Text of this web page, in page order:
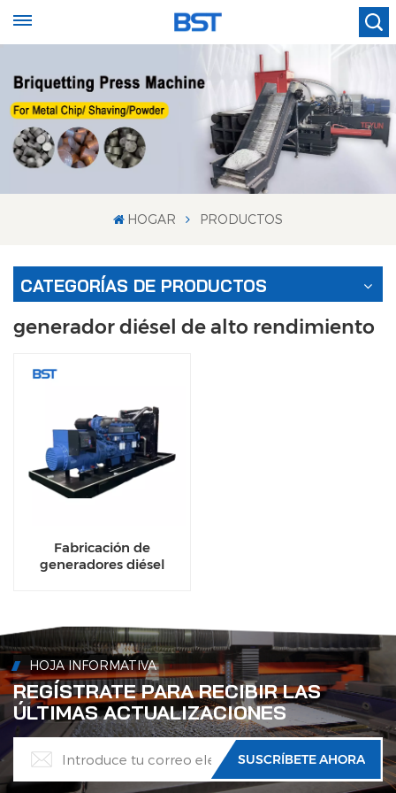
HOGAR PRODUCTOS
CATEGORÍAS DE PRODUCTOS
generador diésel de alto rendimiento
Fabricación de
generadores diésel
de soldadura
HOJA INFORMATIVA
REGÍSTRATE PARA RECIBIR LAS
ÚLTIMAS ACTUALIZACIONES